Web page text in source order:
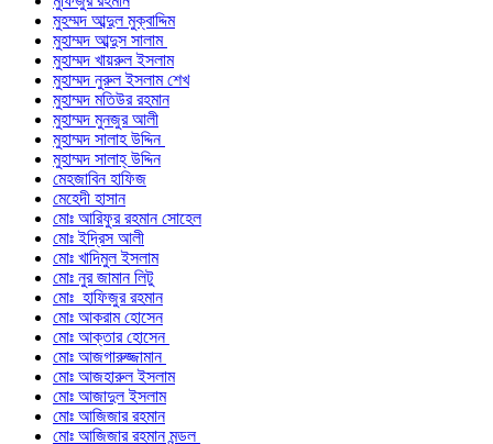
মুহম্মদ আব্দুল মুক্বাদ্দিম
মুহাম্মদ আব্দুস সালাম
মুহাম্মদ খায়রুল ইসলাম
মুহাম্মদ নুরুল ইসলাম শেখ
মুহাম্মদ মতিউর রহমান
মুহাম্মদ মুনজুর আলী
মুহাম্মদ সালাহ উদ্দিন
মুহাম্মদ সালাহ্ উদ্দিন
মেহজাবিন হাফিজ
মেহেদী হাসান
মোঃ আরিফুর রহমান সোহেল
মোঃ ইদ্রিস আলী
মোঃ খাদিমুল ইসলাম
মোঃ নুর জামান লিটু
মোঃ হাফিজুর রহমান
মোঃ আকরাম হোসেন
মোঃ আক্তার হোসেন
মোঃ আজগারুজ্জামান
মোঃ আজহারুল ইসলাম
মোঃ আজাদুল ইসলাম
মোঃ আজিজার রহমান
মোঃ আজিজার রহমান মন্ডল